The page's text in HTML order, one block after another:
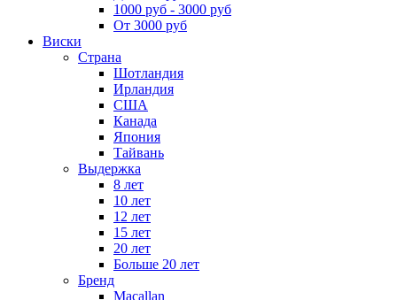
1000 руб - 3000 руб
От 3000 руб
Виски
Страна
Шотландия
Ирландия
США
Канада
Япония
Тайвань
Выдержка
8 лет
10 лет
12 лет
15 лет
20 лет
Больше 20 лет
Бренд
Macallan